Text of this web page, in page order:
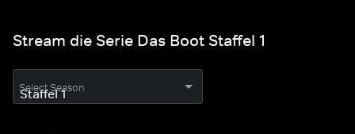
Stream die Serie Das Boot Staffel 1
Select Season